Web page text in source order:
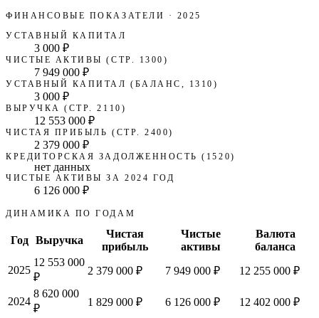
ФИНАНСОВЫЕ ПОКАЗАТЕЛИ · 2025
УСТАВНЫЙ КАПИТАЛ
3 000 ₽
ЧИСТЫЕ АКТИВЫ (СТР. 1300)
7 949 000 ₽
УСТАВНЫЙ КАПИТАЛ (БАЛАНС, 1310)
3 000 ₽
ВЫРУЧКА (СТР. 2110)
12 553 000 ₽
ЧИСТАЯ ПРИБЫЛЬ (СТР. 2400)
2 379 000 ₽
КРЕДИТОРСКАЯ ЗАДОЛЖЕННОСТЬ (1520)
нет данных
ЧИСТЫЕ АКТИВЫ ЗА 2024 ГОД
6 126 000 ₽
ДИНАМИКА ПО ГОДАМ
Год Выручка
Чистая
прибыль
Чистые
активы
Валюта
баланса
2025
12 553 000
₽
2 379 000 ₽ 7 949 000 ₽ 12 255 000 ₽
2024
8 620 000
₽
1 829 000 ₽ 6 126 000 ₽ 12 402 000 ₽